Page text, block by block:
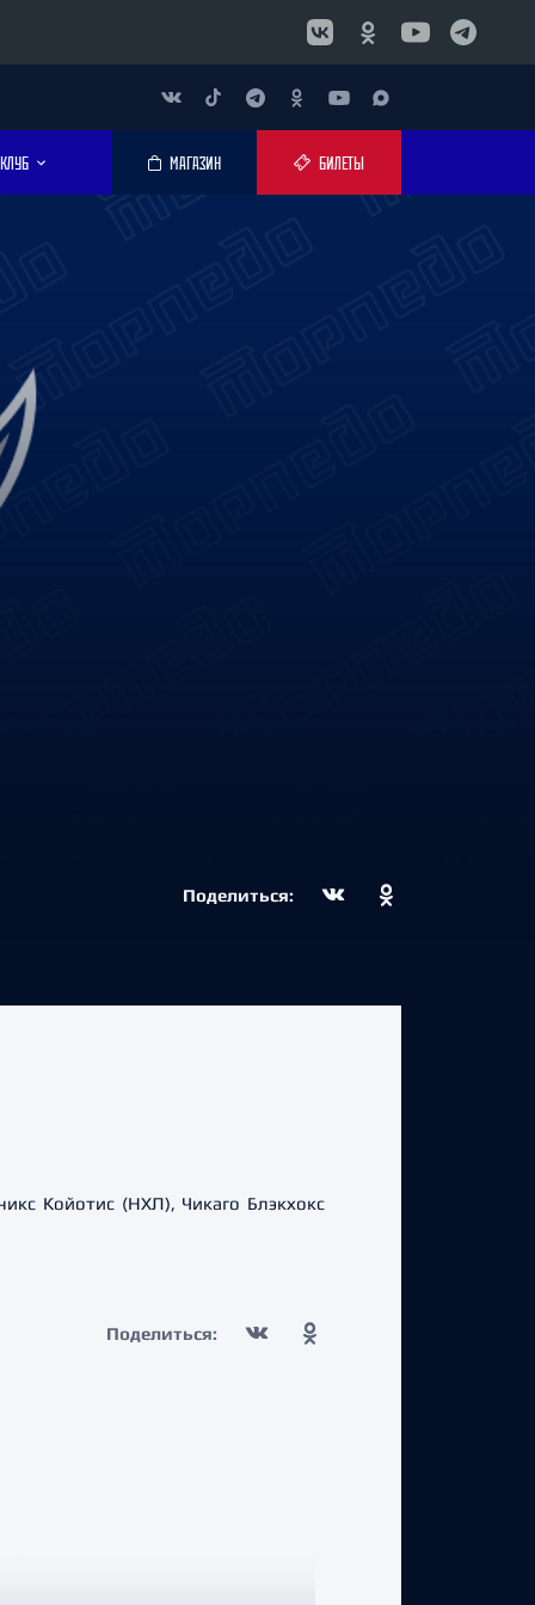
КЛУБ МАГАЗИН БИЛЕТЫ
Поделиться:
Койотис (НХЛ), Чикаго Блэкхокс
Поделиться: